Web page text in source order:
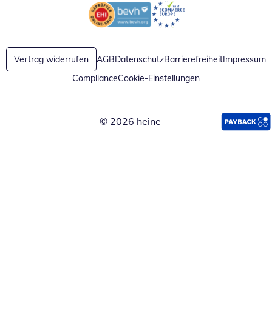
Öffnet in neuem FensterÖffnet in neuem Fenster
Vertrag widerrufen AGBDatenschutzBarrierefreiheitImpressum
ComplianceCookie-Einstellungen
© 2026 heine